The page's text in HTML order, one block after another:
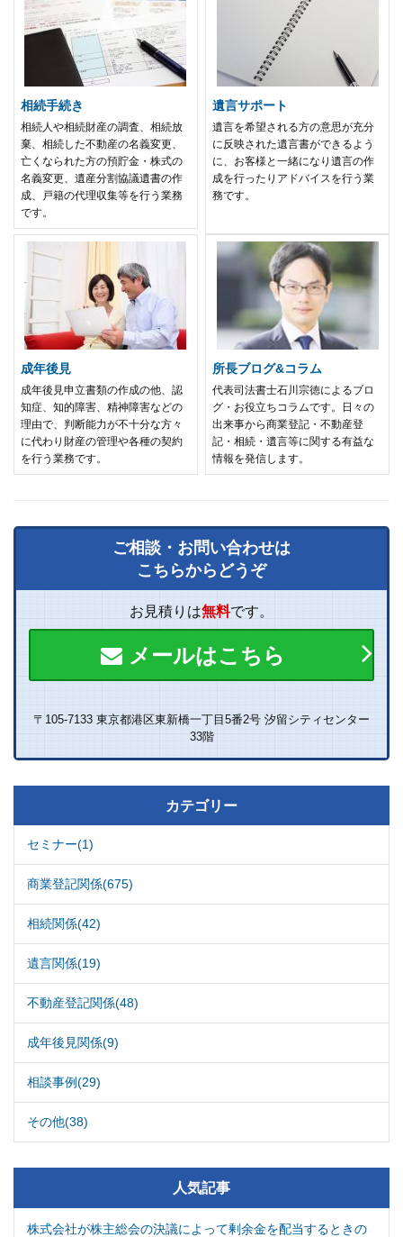
相続手続き
相続人や相続財産の調査、相続放
棄、相続した不動産の名義変更、
亡くなられた方の預貯金・株式の
名義変更、遺産分割協議遺書の作
成、戸籍の代理収集等を行う業務
です。
遺言サポート
遺言を希望される方の意思が充分
に反映された遺言書ができるよう
に、お客様と一緒になり遺言の作
成を行ったりアドバイスを行う業
務です。
成年後見
成年後見申立書類の作成の他、認
知症、知的障害、精神障害などの
理由で、判断能力が不十分な方々
に代わり財産の管理や各種の契約
を行う業務です。
所長ブログ&コラム
代表司法書士石川宗徳によるブロ
グ・お役立ちコラムです。日々の
出来事から商業登記・不動産登
記・相続・遺言等に関する有益な
情報を発信します。
ご相談・お問い合わせは
こちらからどうぞ
お見積りは無料です。
メールはこちら
〒105-7133 東京都港区東新橋一丁目5番2号 汐留シティセンター
33階
カテゴリー
セミナー(1)
商業登記関係(675)
相続関係(42)
遺言関係(19)
不動産登記関係(48)
成年後見関係(9)
相談事例(29)
その他(38)
人気記事
株式会社が株主総会の決議によって剰余金を配当するときの